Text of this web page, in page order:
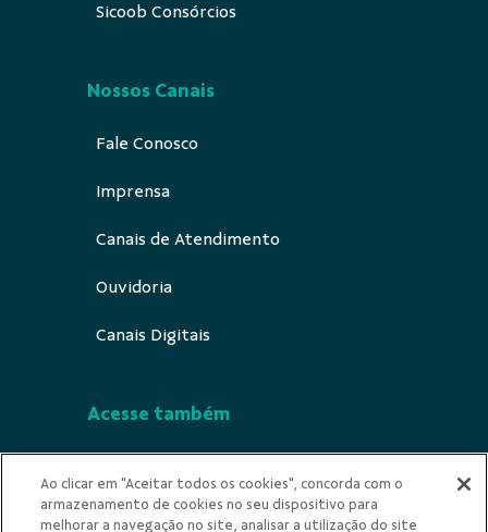
Sicoob Consórcios
Nossos Canais
Fale Conosco
Imprensa
Canais de Atendimento
Ouvidoria
Canais Digitais
Acesse também
Indícios de Ilicitude
Ao clicar em "Aceitar todos os cookies", concorda com o
armazenamento de cookies no seu dispositivo para
melhorar a navegação no site, analisar a utilização do site